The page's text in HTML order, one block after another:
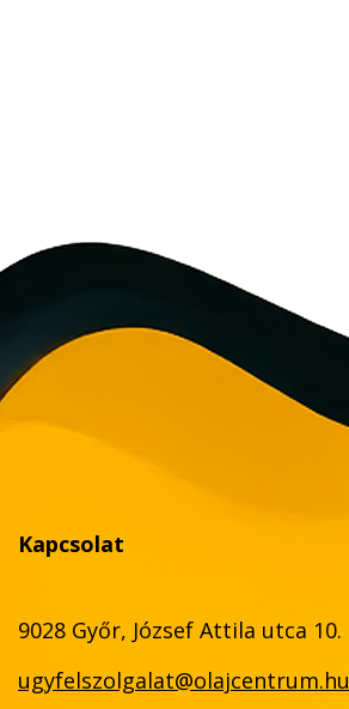
Kapcsolat
9028 Győr, József Attila utca 10.
ugyfelszolgalat@olajcentrum.hu